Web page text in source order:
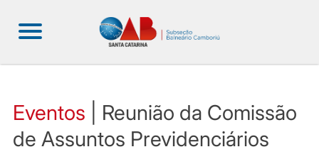
Eventos | Reunião da Comissão
de Assuntos Previdenciários